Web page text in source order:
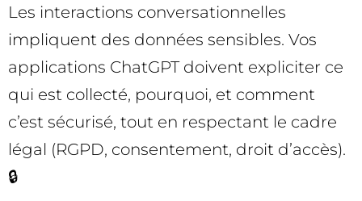
Les interactions conversationnelles
impliquent des données sensibles. Vos
applications ChatGPT doivent expliciter ce
qui est collecté, pourquoi, et comment
c’est sécurisé, tout en respectant le cadre
légal (RGPD, consentement, droit d’accès).
🔒